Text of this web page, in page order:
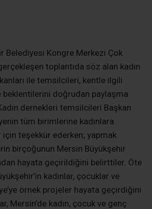
Belediyesi Kongre Merkezi Çok
toplantıda söz alan kadın
ile temsilcileri, kentle ilgili
beklentilerini doğrudan paylaşma
dernekleri temsilcileri Başkan
tüm birimlerine kadınlara
için teşekkür ederken; yapmak
birçoğunun Mersin Büyükşehir
hayata geçirildiğini belirttiler. Öte
kadınlar, çocuklar ve
örnek projeler hayata geçirdiğini
Mersin’de kadın, çocuk ve genç